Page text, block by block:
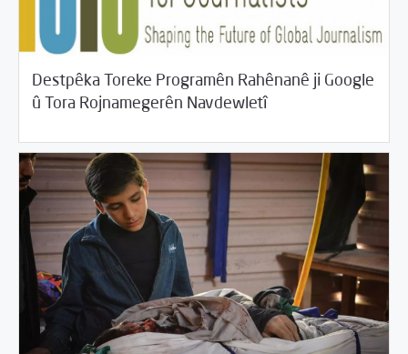
Destpêka Toreke Programên Rahênanê ji Google
û Tora Rojnamegerên Navdewletî
23/2018 Rahînan û Beşdarî / Rotator